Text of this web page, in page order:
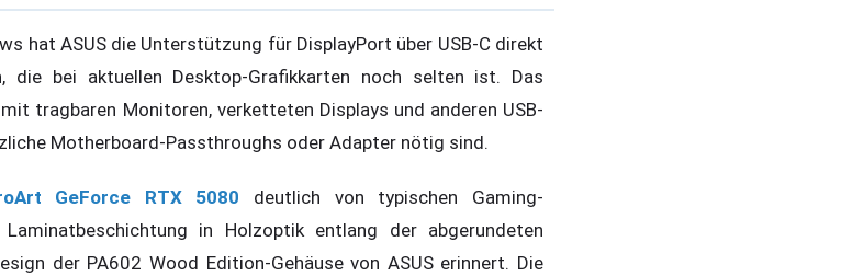
hat ASUS die Unterstützung für DisplayPort über USB-C direkt
die bei aktuellen Desktop-Grafikkarten noch selten ist. Das
tragbaren Monitoren, verketteten Displays und anderen USB-
Motherboard-Passthroughs oder Adapter nötig sind.
GeForce RTX 5080 deutlich von typischen Gaming-
in Holzoptik entlang der abgerundeten
der PA602 Wood Edition-Gehäuse von ASUS erinnert. Die